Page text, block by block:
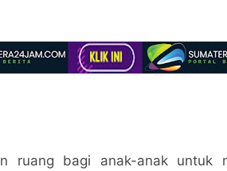
ruang bagi anak-anak untuk